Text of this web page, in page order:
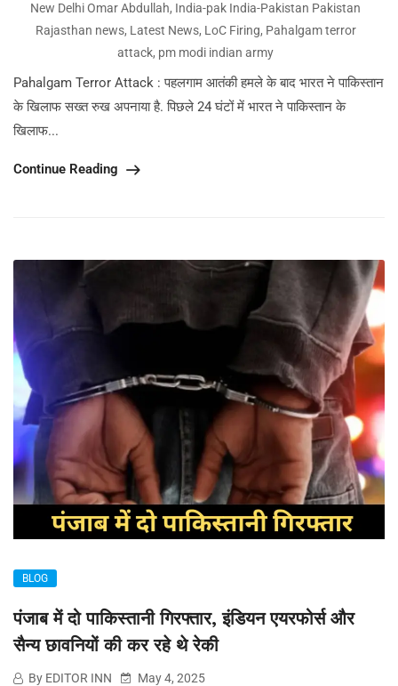
New Delhi Omar Abdullah, India-pak India-Pakistan Pakistan
Rajasthan news, Latest News, LoC Firing, Pahalgam terror
attack, pm modi indian army
Pahalgam Terror Attack : पहलगाम आतंकी हमले के बाद भारत ने पाकिस्तान
के खिलाफ सख्त रुख अपनाया है. पिछले 24 घंटों में भारत ने पाकिस्तान के
खिलाफ...
Continue Reading
BLOG
पंजाब में दो पाकिस्तानी गिरफ्तार, इंडियन एयरफोर्स और
सैन्य छावनियों की कर रहे थे रेकी
By EDITOR INN
May 4, 2025